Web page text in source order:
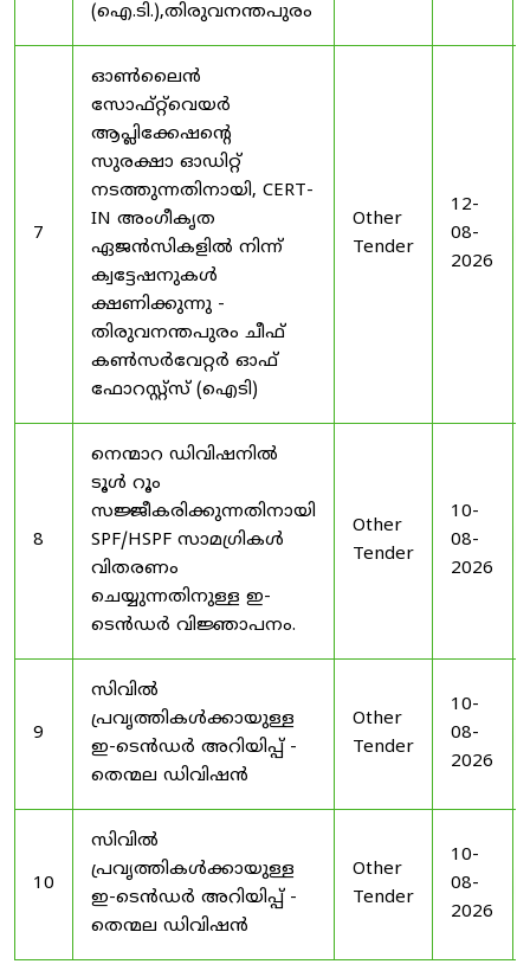
(ഐ.ടി.),തിരുവനന്തപുരം
7
ഓൺലൈൻ
സോഫ്റ്റ്‌വെയർ
ആപ്ലിക്കേഷന്റെ
സുരക്ഷാ ഓഡിറ്റ്
നടത്തുന്നതിനായി, CERT-
IN അംഗീകൃത
ഏജൻസികളിൽ നിന്ന്
ക്വട്ടേഷനുകൾ
ക്ഷണിക്കുന്നു -
തിരുവനന്തപുരം ചീഫ്
കൺസർവേറ്റർ ഓഫ്
ഫോറസ്റ്റ്സ് (ഐടി)
Other
Tender
12-
08-
2026
8
നെന്മാറ ഡിവിഷനിൽ
ടൂൾ റൂം
സജ്ജീകരിക്കുന്നതിനായി
SPF/HSPF സാമഗ്രികൾ
വിതരണം
ചെയ്യുന്നതിനുള്ള ഇ-
ടെൻഡർ വിജ്ഞാപനം.
Other
Tender
10-
08-
2026
9
സിവിൽ
പ്രവൃത്തികൾക്കായുള്ള
ഇ-ടെൻഡർ അറിയിപ്പ് -
തെന്മല ഡിവിഷൻ
Other
Tender
10-
08-
2026
10
സിവിൽ
പ്രവൃത്തികൾക്കായുള്ള
ഇ-ടെൻഡർ അറിയിപ്പ് -
തെന്മല ഡിവിഷൻ
Other
Tender
10-
08-
2026